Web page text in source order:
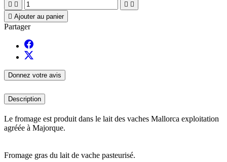
   
 Ajouter au panier
Partager
Donnez votre avis
Description
Le fromage est produit dans le lait des vaches Mallorca exploitation
agréée à Majorque.
Fromage gras du lait de vache pasteurisé.